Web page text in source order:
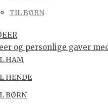
TIL BØRN
og personlige gaver
HAM
HENDE
BØRN